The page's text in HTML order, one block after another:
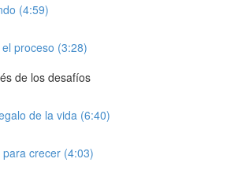
(4:59)
proceso (3:28)
de los desafíos
de la vida (6:40)
para crecer (4:03)